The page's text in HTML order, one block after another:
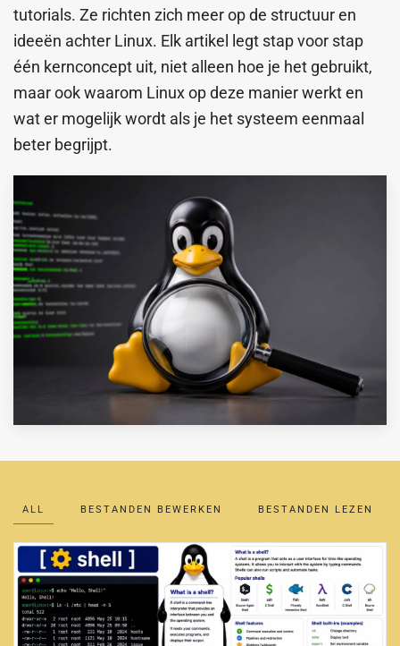
tutorials. Ze richten zich meer op de structuur en
ideeën achter Linux. Elk artikel legt stap voor stap
één kernconcept uit, niet alleen hoe je het gebruikt,
maar ook waarom Linux op deze manier werkt en
wat er mogelijk wordt als je het systeem eenmaal
beter begrijpt.
ALL BESTANDEN BEWERKEN BESTANDEN LEZEN